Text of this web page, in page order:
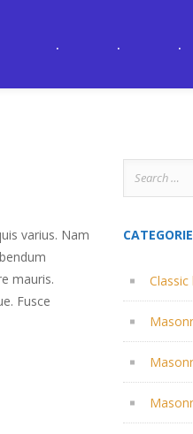
. . .
varius. Nam
mauris.
Fusce
Classic